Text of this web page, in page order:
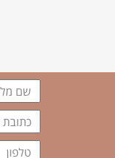
שם
מלא
כתובת
דוא"ל
טלפון